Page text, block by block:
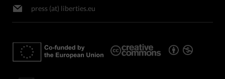
press (at) liberties.eu